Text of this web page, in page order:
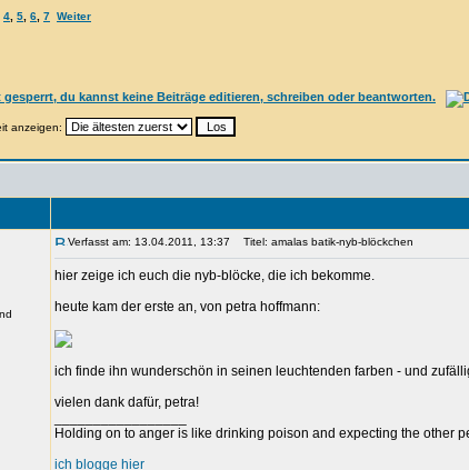
4 5 6 7 Weiter
anzeigen:
Verfasst am: 13.04.2011, 13:37 Titel: amalas batik-nyb-blöckchen
hier zeige ich euch die nyb-blöcke, die ich bekomme.
heute kam der erste an, von petra hoffmann:
ich finde ihn wunderschön in seinen leuchtenden farben - und
vielen dank dafür, petra!
Holding on to anger is like drinking poison and expecting the other
ich blogge hier